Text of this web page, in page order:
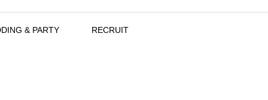
& PARTY RECRUIT